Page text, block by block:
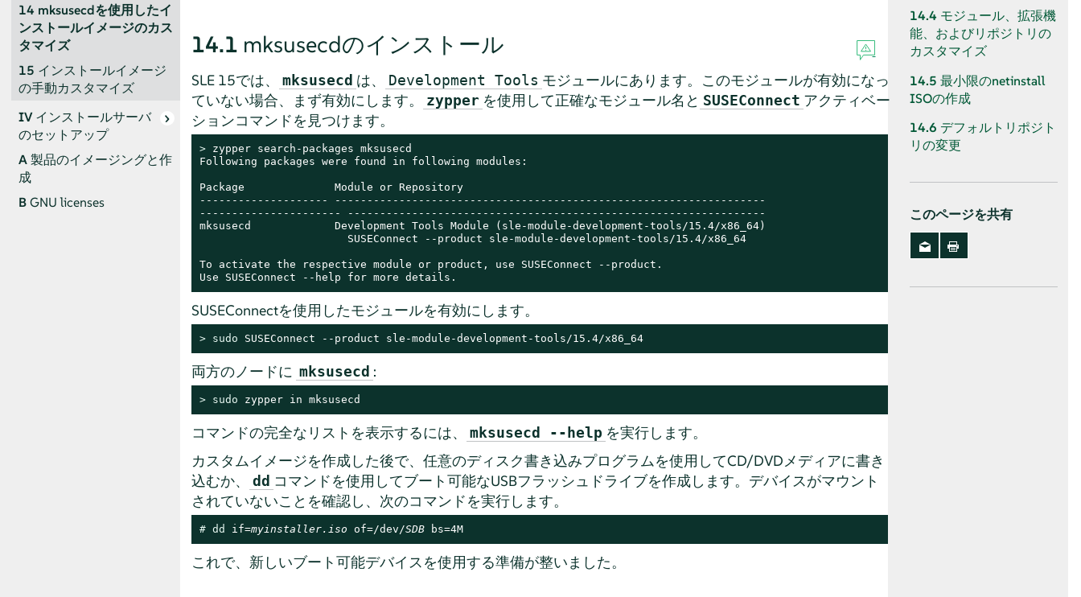
14 mksusecdを使用したイ
ンストールイメージのカス
タマイズ
15 インストールイメージ
の手動カスタマイズ
IVインストールサーバ
のセットアップ
A製品のイメージングと作
成
BGNU licenses
14.1 mksusecdのインストール
SLE 15では、 mksusecd は、 Development Tools モジュールにあります。このモジュールが有効になっ
ていない場合、まず有効にします。
zypper を使用して正確なモジュール名と SUSEConnect アクティベー
ションコマンドを見つけます。
> zypper search-packages mksusecd
Following packages were found in following modules:
Package              Module or Repository
-------------------- -------------------------------------------------------------------
---------------------- -----------------------------------------------------------------
mksusecd             Development Tools Module (sle-module-development-tools/15.4/x86_64)
                       SUSEConnect --product sle-module-development-tools/15.4/x86_64
To activate the respective module or product, use SUSEConnect --product.
Use SUSEConnect --help for more details.
SUSEConnectを使用したモジュールを有効にします。
> sudo SUSEConnect --product sle-module-development-tools/15.4/x86_64
両方のノードに mksusecd :
> sudo zypper in mksusecd
コマンドの完全なリストを表示するには、 mksusecd --help を実行します。
カスタムイメージを作成した後で、任意のディスク書き込みプログラムを使用してCD/DVDメディアに書き
込むか、
dd コマンドを使用してブート可能なUSBフラッシュドライブを作成します。デバイスがマウント
されていないことを確認し、次のコマンドを実行します。
# dd if=myinstaller.iso of=/dev/SDB bs=4M
これで、新しいブート可能デバイスを使用する準備が整いました。
14.4 モジュール、拡張機
能、およびリポジトリの
カスタマイズ
14.5 最小限のnetinstall
ISOの作成
14.6 デフォルトリポジト
リの変更
このページを共有